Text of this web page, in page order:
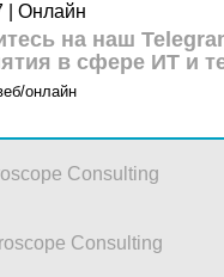
| Онлайн
на наш
в сфере ИТ и
онлайн
Consulting
Consulting